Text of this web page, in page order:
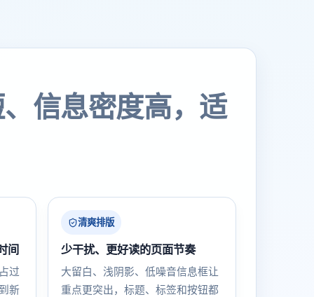
信息密度高，适
间
过
新
清爽排版
少干扰、更好读的页面节奏
大留白、浅阴影、低噪音信息框让
重点更突出，标题、标签和按钮都